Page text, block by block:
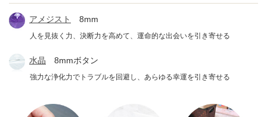
アメジスト 8mm
人を見抜く力、決断力を高めて、運命的な出会いを引き寄せる
水晶 8mmボタン
強力な浄化力でトラブルを回避し、あらゆる幸運を引き寄せる